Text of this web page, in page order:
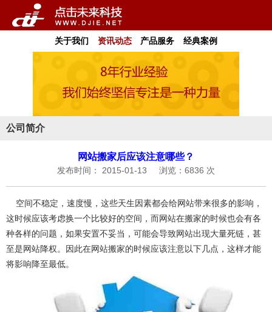
关于我们 资讯动态 产品服务 经典案例
公司简介
网站搬家后应该注意哪些？
发布时间： 2015-01-13 浏览：6836 次
空间不稳定，速度慢，这些天生因素都会给网站带来很多的影响，
这时候应该考虑换一个比较好的空间，而网站在搬家的时候也会有各
种各样的问题，如果安置不妥当，可能会导致网站出现大量死链，甚
至是网站降权。因此在网站搬家的时候应该注意以下几点，这样才能
将影响降至最低。